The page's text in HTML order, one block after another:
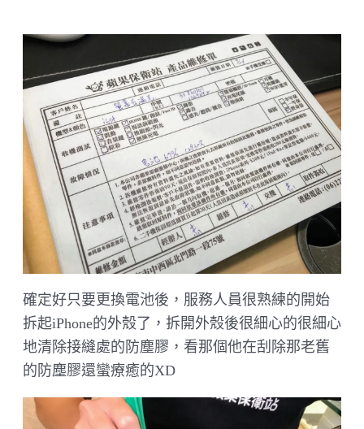
確定好只要更換電池後，服務人員很熟練的開始
拆起iPhone的外殼了，拆開外殼後很細心的很細心
地清除接縫處的防塵膠，看那個他在刮除那老舊
的防塵膠還蠻療癒的XD